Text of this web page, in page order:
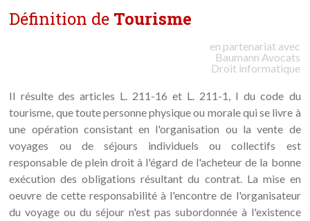
Définition de Tourisme
en partenariat avec
Baumann Avocats
Droit informatique
Il résulte des articles L. 211-16 et L. 211-1, I du code du
tourisme, que toute personne physique ou morale qui se livre à
une opération consistant en l'organisation ou la vente de
voyages ou de séjours individuels ou collectifs est
responsable de plein droit à l'égard de l'acheteur de la bonne
exécution des obligations résultant du contrat. La mise en
oeuvre de cette responsabilité à l'encontre de l'organisateur
du voyage ou du séjour n'est pas subordonnée à l'existence